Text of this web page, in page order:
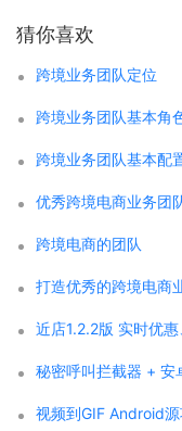
猜你喜欢
跨境业务团队定位
跨境业务团队基本角
跨境业务团队基本配
优秀跨境电商业务团
跨境电商的团队
打造优秀的跨境电商
秘密呼叫拦截器 + 安
视频到GIF Android